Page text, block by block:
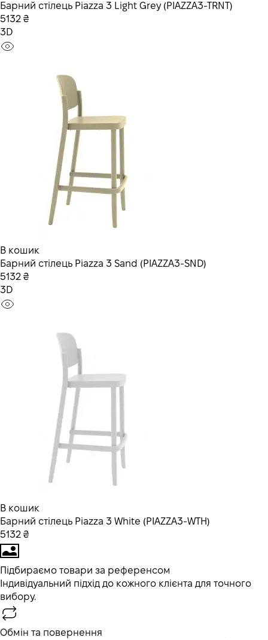
Барний стілець Piazza 3 Light Grey (PIAZZA3-TRNT)
5132 ₴
3D
В кошик
Барний стілець Piazza 3 Sand (PIAZZA3-SND)
5132 ₴
3D
В кошик
Барний стілець Piazza 3 White (PIAZZA3-WTH)
5132 ₴
Підбираємо товари за референсом
Індивідуальний підхід до кожного клієнта для точного
вибору.
Обмін та повернення